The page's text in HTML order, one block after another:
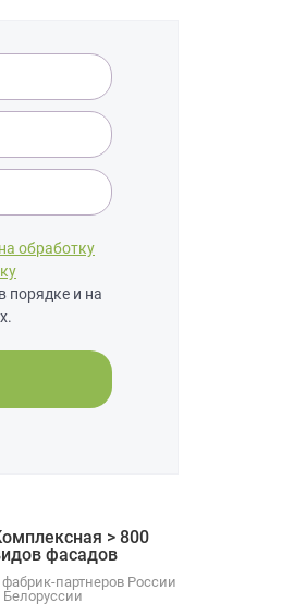
обработку
в порядке и на
> 800
фасадов
фабрик-партнеров России
Белоруссии